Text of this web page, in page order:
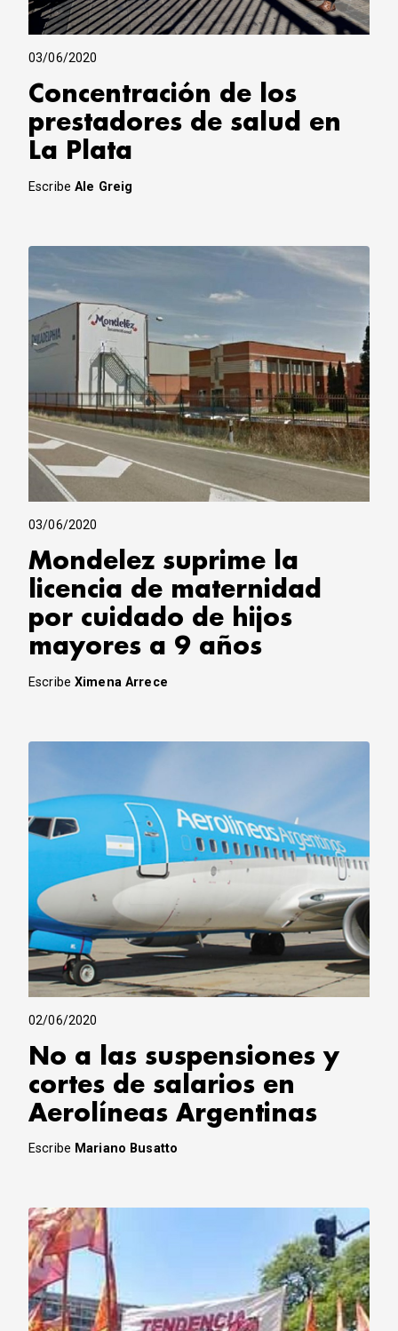
03/06/2020
Concentración de los
prestadores de salud en
La Plata
EscribeAle Greig
03/06/2020
Mondelez suprime la
licencia de maternidad
por cuidado de hijos
mayores a 9 años
EscribeXimena Arrece
02/06/2020
No a las suspensiones y
cortes de salarios en
Aerolíneas Argentinas
Escribe Mariano Busatto